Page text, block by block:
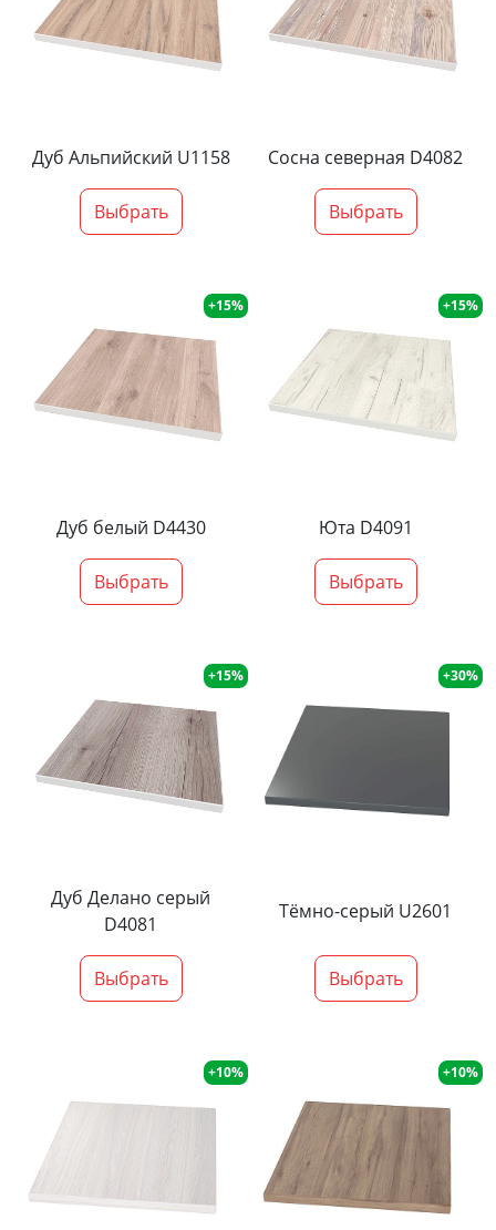
Дуб Альпийский U1158
Выбрать
Сосна северная D4082
Выбрать
+15%
Дуб белый D4430
Выбрать
+15%
Юта D4091
Выбрать
+15%
Дуб Делано серый
D4081
Выбрать
+30%
Тёмно-серый U2601
Выбрать
+10% +10%